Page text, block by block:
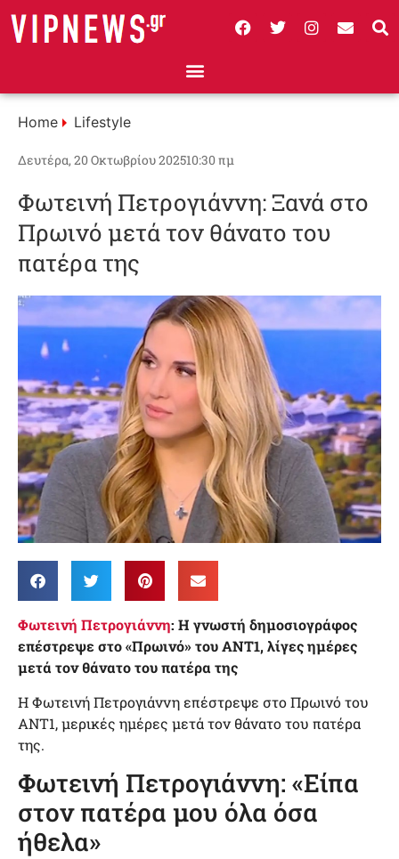
Home Lifestyle
Δευτέρα, 20 Οκτωβρίου 202510:30 πμ
Φωτεινή Πετρογιάννη: Ξανά στο
Πρωινό μετά τον θάνατο του
πατέρα της
Φωτεινή Πετρογιάννη: Η γνωστή δημοσιογράφος
επέστρεψε στο «Πρωινό» του ΑΝΤ1, λίγες ημέρες
μετά τον θάνατο του πατέρα της
Η Φωτεινή Πετρογιάννη επέστρεψε στο Πρωινό του
ΑΝΤ1, μερικές ημέρες μετά τον θάνατο του πατέρα
της.
Φωτεινή Πετρογιάννη: «Είπα
στον πατέρα μου όλα όσα
ήθελα»